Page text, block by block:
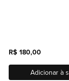
R$ 180,00
Adicionar à